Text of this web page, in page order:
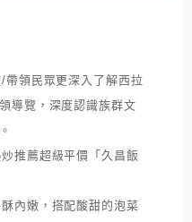
帶領民眾更深入了解西拉
導覽，深度認識族群文
推薦超級平價「久昌飯
內嫩，搭配酸甜的泡菜